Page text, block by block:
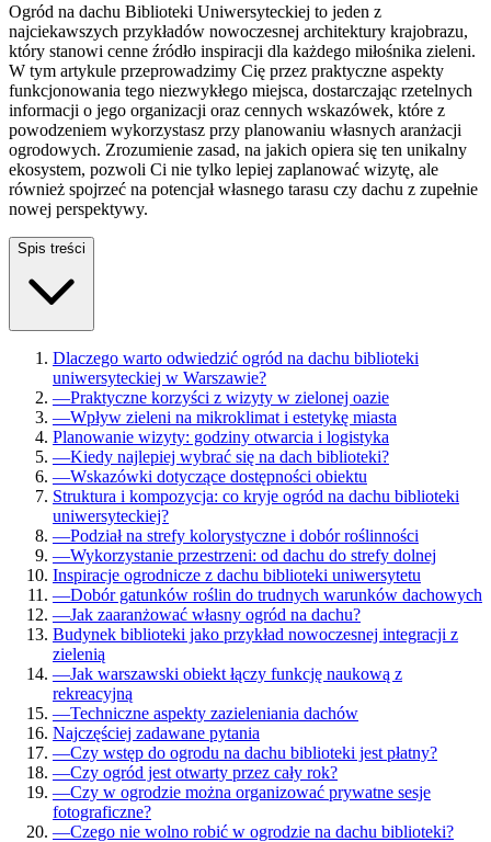
Ogród na dachu Biblioteki Uniwersyteckiej to jeden z
najciekawszych przykładów nowoczesnej architektury krajobrazu,
który stanowi cenne źródło inspiracji dla każdego miłośnika zieleni.
W tym artykule przeprowadzimy Cię przez praktyczne aspekty
funkcjonowania tego niezwykłego miejsca, dostarczając rzetelnych
informacji o jego organizacji oraz cennych wskazówek, które z
powodzeniem wykorzystasz przy planowaniu własnych aranżacji
ogrodowych. Zrozumienie zasad, na jakich opiera się ten unikalny
ekosystem, pozwoli Ci nie tylko lepiej zaplanować wizytę, ale
również spojrzeć na potencjał własnego tarasu czy dachu z zupełnie
nowej perspektywy.
Spis treści
Dlaczego warto odwiedzić ogród na dachu biblioteki
uniwersyteckiej w Warszawie?
—Praktyczne korzyści z wizyty w zielonej oazie
—Wpływ zieleni na mikroklimat i estetykę miasta
Planowanie wizyty: godziny otwarcia i logistyka
—Kiedy najlepiej wybrać się na dach biblioteki?
—Wskazówki dotyczące dostępności obiektu
Struktura i kompozycja: co kryje ogród na dachu biblioteki
uniwersyteckiej?
—Podział na strefy kolorystyczne i dobór roślinności
—Wykorzystanie przestrzeni: od dachu do strefy dolnej
Inspiracje ogrodnicze z dachu biblioteki uniwersytetu
—Dobór gatunków roślin do trudnych warunków dachowych
—Jak zaaranżować własny ogród na dachu?
Budynek biblioteki jako przykład nowoczesnej integracji z
zielenią
—Jak warszawski obiekt łączy funkcję naukową z
rekreacyjną
—Techniczne aspekty zazieleniania dachów
Najczęściej zadawane pytania
—Czy wstęp do ogrodu na dachu biblioteki jest płatny?
—Czy ogród jest otwarty przez cały rok?
—Czy w ogrodzie można organizować prywatne sesje
fotograficzne?
—Czego nie wolno robić w ogrodzie na dachu biblioteki?